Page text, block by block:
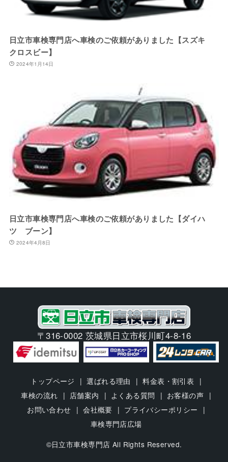
日立市車検専門店へ車検のご依頼がありました【スズキ
クロスビー】
2024年1月14日
日立市車検専門店へ車検のご依頼がありました【ダイハ
ツ ブーン】
2024年4月8日
〒316-0002 茨城県日立市桜川町4-8-16
トップページ 選ばれる理由
料金表・割引表
車検の流れ
店舗案内 よくある質問
お客様の声
お問い合わせ
会社概要
プライバシーポリシー
車検専門店広場
©日立市車検専門店 All Rights Reserved.